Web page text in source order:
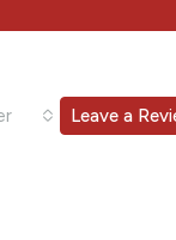
Leave a